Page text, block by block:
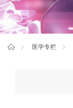
医学专栏